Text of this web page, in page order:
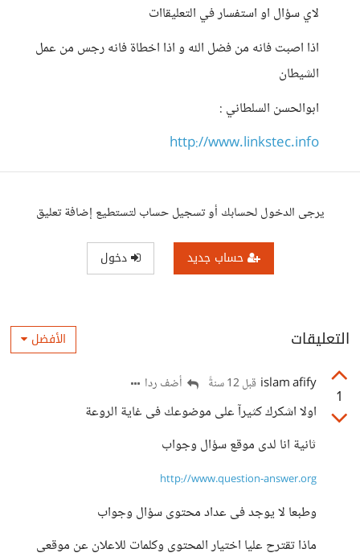
لاي سؤال او استفسار في التعليقاات
اذا اصبت فانه من فضل الله و اذا اخطاة فانه رجس من عمل
الشيطان
ابوالحسن السلطاني :
http://www.linkstec.info
يرجى الدخول لحسابك أو تسجيل حساب لتستطيع إضافة تعليق
حساب جديد دخول
التعليقات الأفضل
1
islam afify قبل 12 سنةً أضف ردا
اولا اشكرك كثيرآ على موضوعك فى غاية الروعة
ثانية انا لدى موقع سؤال وجواب
http://www.question-answer.org
وطبعا لا يوجد فى عداد محتوى سؤال وجواب
ماذا تقترح عليا اختيار المحتوى وكلمات للاعلان عن موقعى